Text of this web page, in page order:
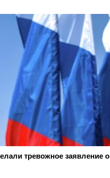
тревожное заявление о